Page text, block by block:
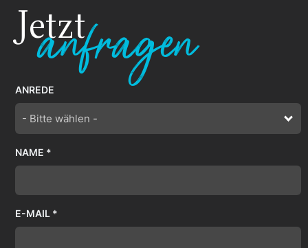
Jetzt
anfragen
ANREDE
- Bitte wählen -
NAME *
E-MAIL *